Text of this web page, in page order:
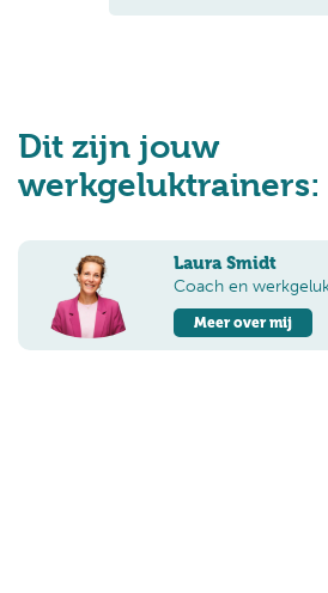
Dit zijn jouw
werkgeluktrainers:
Laura Smidt
Coach en
Meer over mij